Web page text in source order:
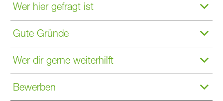
Wer hier gefragt ist
Gute Gründe
Wer dir gerne weiterhilft
Bewerben